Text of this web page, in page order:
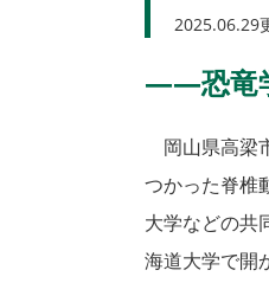
2025.06.29
――恐竜
岡山県高梁
つかった脊椎
大学などの共
海道大学で開